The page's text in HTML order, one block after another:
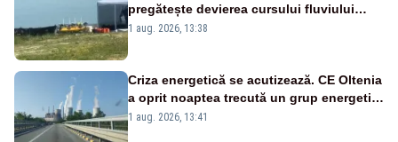
pregătește devierea cursului fluviului
către Cernavodă – VIDEO
1 aug. 2026, 13:38
Criza energetică se acutizează. CE Oltenia
a oprit noaptea trecută un grup energetic
de la Rovinari
1 aug. 2026, 13:41